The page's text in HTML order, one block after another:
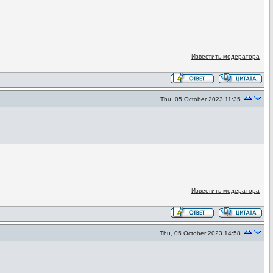
Известить модератора
Thu, 05 October 2023 11:35
Известить модератора
Thu, 05 October 2023 14:58